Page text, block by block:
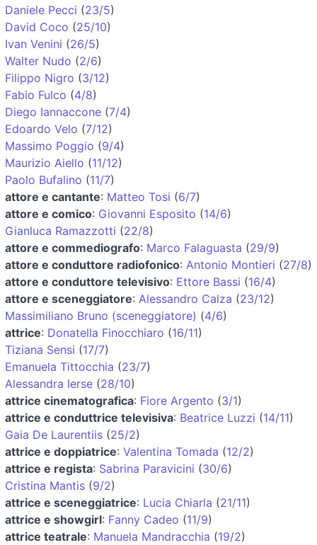
Daniele Pecci (23/5)
David Coco (25/10)
Ivan Venini (26/5)
Walter Nudo (2/6)
Filippo Nigro (3/12)
Fabio Fulco (4/8)
Diego Iannaccone (7/4)
Edoardo Velo (7/12)
Massimo Poggio (9/4)
Maurizio Aiello (11/12)
Paolo Bufalino (11/7)
attore e cantante: Matteo Tosi (6/7)
attore e comico: Giovanni Esposito (14/6)
Gianluca Ramazzotti (22/8)
attore e commediografo: Marco Falaguasta (29/9)
attore e conduttore radiofonico: Antonio Montieri (27/8)
attore e conduttore televisivo: Ettore Bassi (16/4)
attore e sceneggiatore: Alessandro Calza (23/12)
Massimiliano Bruno (sceneggiatore) (4/6)
attrice: Donatella Finocchiaro (16/11)
Tiziana Sensi (17/7)
Emanuela Tittocchia (23/7)
Alessandra Ierse (28/10)
attrice cinematografica: Fiore Argento (3/1)
attrice e conduttrice televisiva: Beatrice Luzzi (14/11)
Gaia De Laurentiis (25/2)
attrice e doppiatrice: Valentina Tomada (12/2)
attrice e regista: Sabrina Paravicini (30/6)
Cristina Mantis (9/2)
attrice e sceneggiatrice: Lucia Chiarla (21/11)
attrice e showgirl: Fanny Cadeo (11/9)
attrice teatrale: Manuela Mandracchia (19/2)